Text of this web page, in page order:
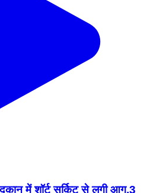
में शॉर्ट सर्किट से लगी आग,3